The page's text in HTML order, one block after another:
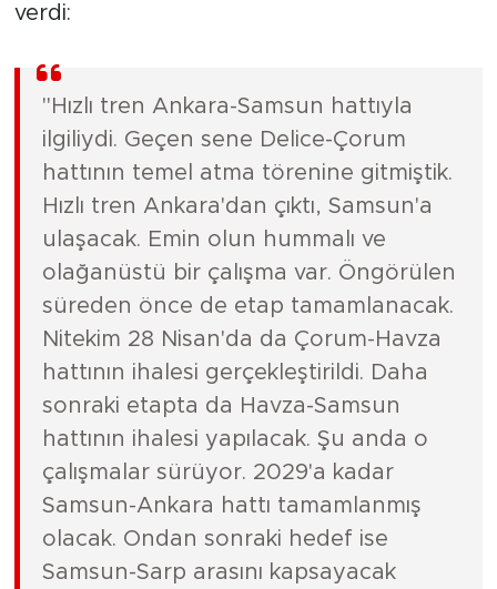
verdi:
"Hızlı tren Ankara-Samsun hattıyla
ilgiliydi. Geçen sene Delice-Çorum
hattının temel atma törenine gitmiştik.
Hızlı tren Ankara'dan çıktı, Samsun'a
ulaşacak. Emin olun hummalı ve
olağanüstü bir çalışma var. Öngörülen
süreden önce de etap tamamlanacak.
Nitekim 28 Nisan'da da Çorum-Havza
hattının ihalesi gerçekleştirildi. Daha
sonraki etapta da Havza-Samsun
hattının ihalesi yapılacak. Şu anda o
çalışmalar sürüyor. 2029'a kadar
Samsun-Ankara hattı tamamlanmış
olacak. Ondan sonraki hedef ise
Samsun-Sarp arasını kapsayacak